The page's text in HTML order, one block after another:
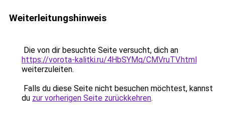
Weiterleitungshinweis
Die von dir besuchte Seite versucht, dich an
https://vorota-kalitki.ru/4HbSYMq/CMVruTV.html
weiterzuleiten.
Falls du diese Seite nicht besuchen möchtest, kannst
du zur vorherigen Seite zurückkehren.